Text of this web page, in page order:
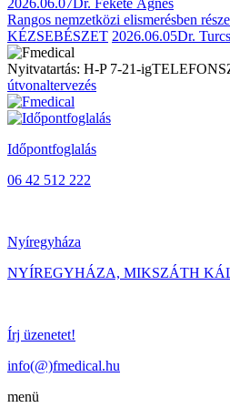
Rangos nemzetközi elismerésben
KÉZSEBÉSZET 2026.06.05Dr.
Nyitvatartás: H-P 7-21-ig
útvonaltervezés
Időpontfoglalás
06 42 512 222
Nyíregyháza
NYÍREGYHÁZA, MIKSZÁTH
Írj üzenetet!
info(@)fmedical.hu
menü